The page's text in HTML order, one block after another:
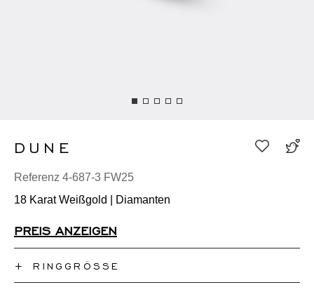
DUNE
Referenz 4-687-3 FW25
18 Karat Weißgold | Diamanten
PREIS ANZEIGEN
+RINGGRÖSSE